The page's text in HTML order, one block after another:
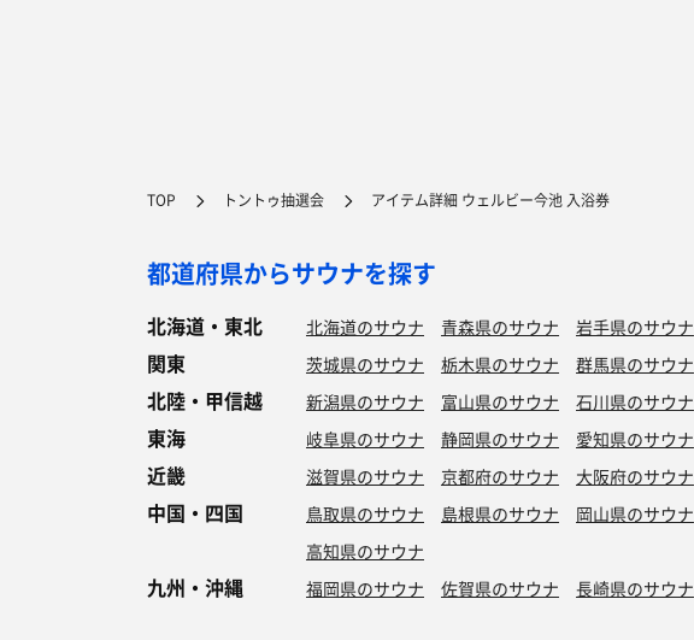
TOP トントゥ抽選会 アイテム詳細 ウェルビー今池 入浴券
都道府県からサウナを探す
北海道・東北 北海道のサウナ 青森県のサウナ 岩手県のサウナ
関東 茨城県のサウナ 栃木県のサウナ 群馬県のサウナ
北陸・甲信越 新潟県のサウナ 富山県のサウナ 石川県のサウナ
東海 岐阜県のサウナ 静岡県のサウナ 愛知県のサウナ
近畿 滋賀県のサウナ 京都府のサウナ 大阪府のサウナ
中国・四国 鳥取県のサウナ 島根県のサウナ 岡山県のサウナ
高知県のサウナ
九州・沖縄 福岡県のサウナ 佐賀県のサウナ 長崎県のサウナ